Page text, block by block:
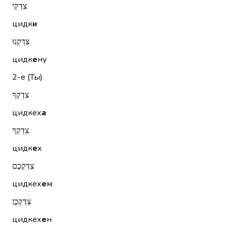
צִדְקִי
цидки
צִדְקֵנוּ
цидкену
2-е (Ты)
צִדְקְךָ
цидкеха
צִדְקֵךְ
цидкех
צִדְקְכֶם
цидкехем
צִדְקְכֶן
цидкехен